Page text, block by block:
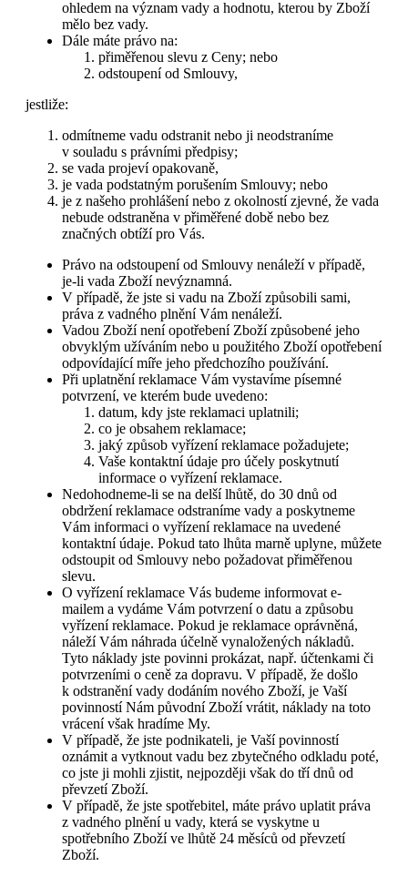
ohledem na význam vady a hodnotu, kterou by Zboží
mělo bez vady.
Dále máte právo na:
přiměřenou slevu z Ceny; nebo
odstoupení od Smlouvy,
jestliže:
odmítneme vadu odstranit nebo ji neodstraníme
v souladu s právními předpisy;
se vada projeví opakovaně,
je vada podstatným porušením Smlouvy; nebo
je z našeho prohlášení nebo z okolností zjevné, že vada
nebude odstraněna v přiměřené době nebo bez
značných obtíží pro Vás.
Právo na odstoupení od Smlouvy nenáleží v případě,
je-li vada Zboží nevýznamná.
V případě, že jste si vadu na Zboží způsobili sami,
práva z vadného plnění Vám nenáleží.
Vadou Zboží není opotřebení Zboží způsobené jeho
obvyklým užíváním nebo u použitého Zboží opotřebení
odpovídající míře jeho předchozího používání.
Při uplatnění reklamace Vám vystavíme písemné
potvrzení, ve kterém bude uvedeno:
datum, kdy jste reklamaci uplatnili;
co je obsahem reklamace;
jaký způsob vyřízení reklamace požadujete;
Vaše kontaktní údaje pro účely poskytnutí
informace o vyřízení reklamace.
Nedohodneme-li se na delší lhůtě, do 30 dnů od
obdržení reklamace odstraníme vady a poskytneme
Vám informaci o vyřízení reklamace na uvedené
kontaktní údaje. Pokud tato lhůta marně uplyne, můžete
odstoupit od Smlouvy nebo požadovat přiměřenou
slevu.
O vyřízení reklamace Vás budeme informovat e-
mailem a vydáme Vám potvrzení o datu a způsobu
vyřízení reklamace. Pokud je reklamace oprávněná,
náleží Vám náhrada účelně vynaložených nákladů.
Tyto náklady jste povinni prokázat, např. účtenkami či
potvrzeními o ceně za dopravu. V případě, že došlo
k odstranění vady dodáním nového Zboží, je Vaší
povinností Nám původní Zboží vrátit, náklady na toto
vrácení však hradíme My.
V případě, že jste podnikateli, je Vaší povinností
oznámit a vytknout vadu bez zbytečného odkladu poté,
co jste ji mohli zjistit, nejpozději však do tří dnů od
převzetí Zboží.
V případě, že jste spotřebitel, máte právo uplatit práva
z vadného plnění u vady, která se vyskytne u
spotřebního Zboží ve lhůtě 24 měsíců od převzetí
Zboží.